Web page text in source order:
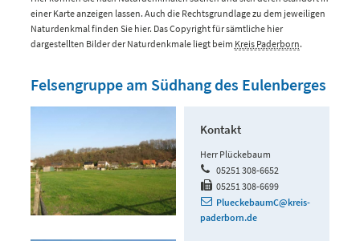
einer Karte anzeigen lassen. Auch die Rechtsgrundlage zu dem jeweiligen
Naturdenkmal finden Sie hier. Das Copyright für sämtliche hier
dargestellten Bilder der Naturdenkmale liegt beim Kreis Paderborn.
Felsengruppe am Südhang des Eulenberges
Kontakt
Herr Plückebaum
05251 308-6652
05251 308-6699
PlueckebaumC@kreis-
paderborn.de